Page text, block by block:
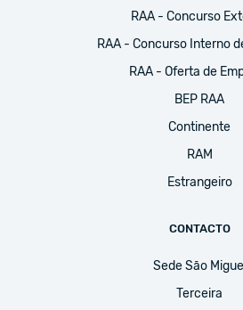
RAA - Concurso
RAA - Concurso Interno
RAA - Oferta de
BEP RAA
Continente
RAM
Estrangeiro
CONTACTO
Sede São Miguel
Terceira